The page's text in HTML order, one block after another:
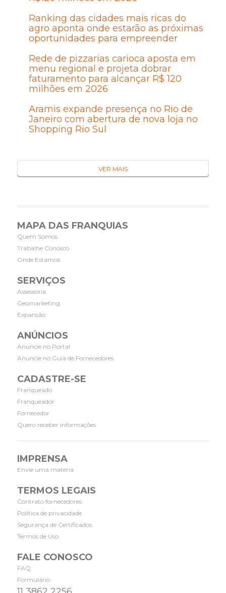
Ranking das cidades mais ricas do
agro aponta onde estarão as próximas
oportunidades para empreender
Rede de pizzarias carioca aposta em
menu regional e projeta dobrar
faturamento para alcançar R$ 120
milhões em 2026
Aramis expande presença no Rio de
Janeiro com abertura de nova loja no
Shopping Rio Sul
VER MAIS
MAPA DAS FRANQUIAS
Quem Somos
Trabalhe Conosco
Onde Estamos
SERVIÇOS
Assessoria
Geomarketing
Expansão
ANÚNCIOS
Anuncie no Portal
Anuncie no Guia de Fornecedores
CADASTRE-SE
Franqueado
Franqueador
Fornecedor
Quero receber informações
IMPRENSA
Envie uma matéria
TERMOS LEGAIS
Contrato fornecedores
Política de privacidade
Segurança de Certificados
Termos de Uso
FALE CONOSCO
FAQ
Formulário